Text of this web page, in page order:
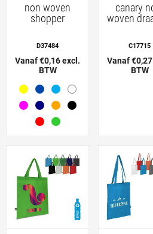
non woven
shopper
D37484
Vanaf €0,16 excl.
BTW
canary
woven
C17715
Vanaf
BTW